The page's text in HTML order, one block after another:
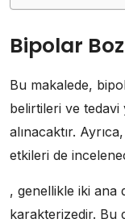
Bipolar
Bu makalede,
belirtileri ve tedavi
alınacaktır.
etkileri de
, genellikle iki ana
karakterizedir. Bu